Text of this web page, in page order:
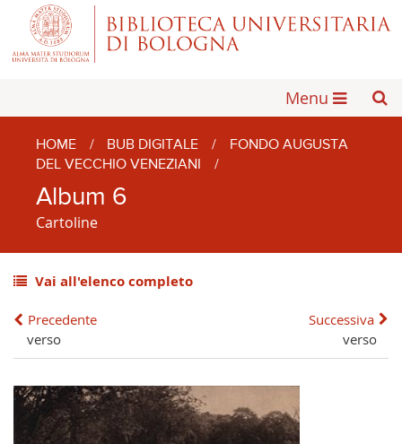
Menu
HOME / BUB DIGITALE /
FONDO AUGUSTA
DEL VECCHIO VENEZIANI
/
Album 6
Cartoline
Vai all'elenco completo
Precedente
verso
Successiva
verso